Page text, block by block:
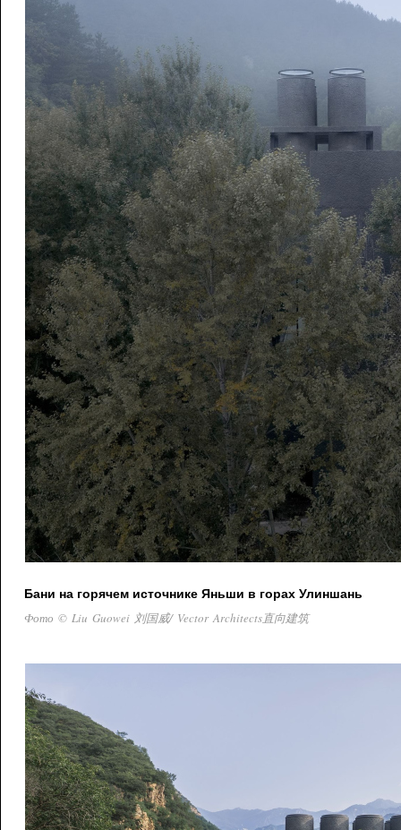
Бани на горячем источнике Яньши в горах Улиншань
Фото © Liu Guowei 刘国威/ Vector Architects直向建筑